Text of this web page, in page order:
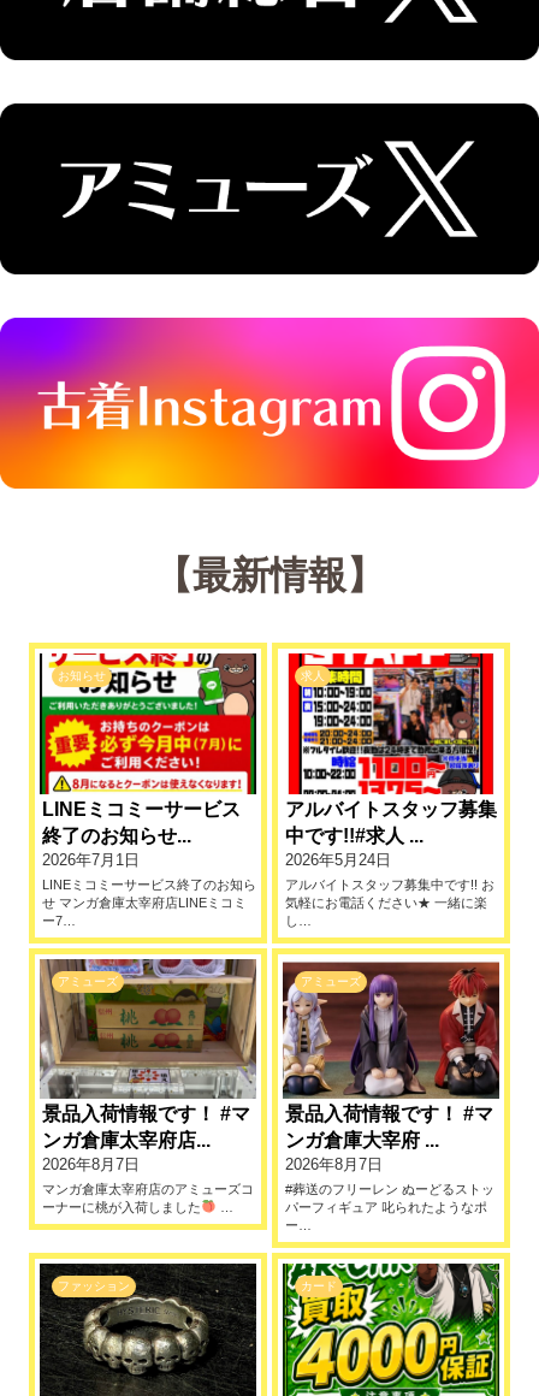
【最新情報】
お知らせ
LINEミコミーサービス
終了のお知らせ...
2026年7月1日
LINEミコミーサービス終了のお知ら
せ マンガ倉庫太宰府店LINEミコミ
ー7…
求人
アルバイトスタッフ募集
中です!!#求人 ...
2026年5月24日
アルバイトスタッフ募集中です!! お
気軽にお電話ください★ 一緒に楽
し…
アミューズ
景品入荷情報です！ #マ
ンガ倉庫太宰府店...
2026年8月7日
マンガ倉庫太宰府店のアミューズコ
ーナーに桃が入荷しました
アミューズ
景品入荷情報です！ #マ
ンガ倉庫大宰府 ...
2026年8月7日
#葬送のフリーレン ぬーどるストッ
パーフィギュア 叱られたようなポ
ー…
ファッション カード